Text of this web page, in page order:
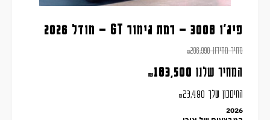
פיג'ו 3008 – רמת גימור GT – מודל 2026
מחיר מחירון ₪206,990
המחיר שלנו ₪183,500
החיסכון שלך ₪23,490
2026